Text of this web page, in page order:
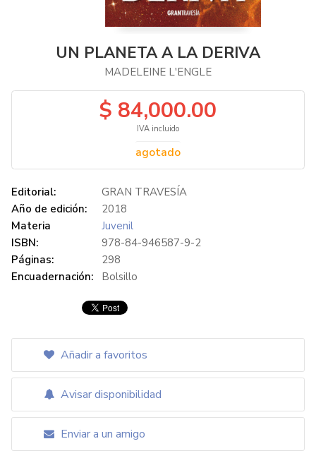
UN PLANETA A LA DERIVA
MADELEINE L'ENGLE
$ 84,000.00
IVA incluido
agotado
Editorial:
GRAN TRAVESÍA
Año de edición:
2018
Materia
Juvenil
ISBN:
978-84-946587-9-2
Páginas:
298
Encuadernación:
Bolsillo
Añadir a favoritos
Avisar disponibilidad
Enviar a un amigo